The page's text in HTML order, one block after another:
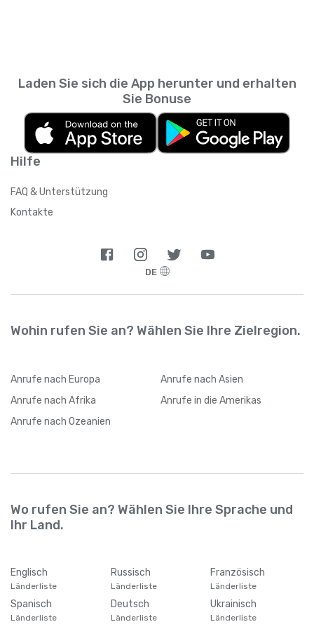
Hilfe
FAQ & Unterstützung
Kontakte
Laden Sie sich die App herunter und erhalten
Sie Bonuse
DE
Wohin rufen Sie an? Wählen Sie Ihre Zielregion.
Anrufe nach Europa Anrufe nach Asien
Anrufe nach Afrika Anrufe in die Amerikas
Anrufe nach Ozeanien
Wo rufen Sie an? Wählen Sie Ihre Sprache und
Ihr Land.
Englisch
Länderliste
Russisch
Länderliste
Französisch
Länderliste
Spanisch
Länderliste
Deutsch
Länderliste
Ukrainisch
Länderliste